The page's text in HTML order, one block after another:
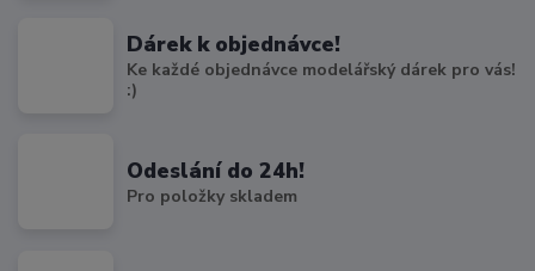
Dárek k objednávce!
Ke každé objednávce modelářský dárek pro vás!
:)
Odeslání do 24h!
Pro položky skladem